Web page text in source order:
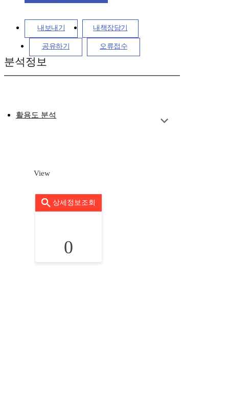
내보내기 내책장담기
공유하기 오류접수
분석정보
활용도 분석
View
상세정보조회
0